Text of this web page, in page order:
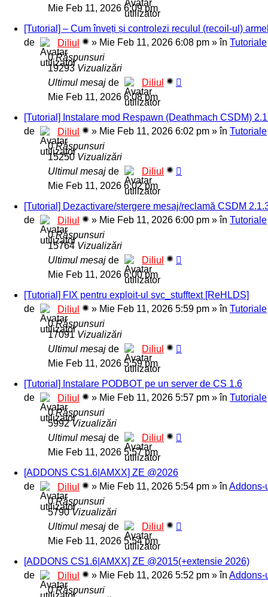
Mie Feb 11, 2026 6:09 pm
[Tutorial] – Cum înveți și controlezi reculul (recoil-ul)
de
Diliul » Mie Feb 11, 2026 6:08 pm » în Tutoriale
0Răspunsuri
19293 Vizualizări
Ultimul mesaj de
Diliul
Mie Feb 11, 2026 6:08 pm
[Tutorial] Instalare mod Respawn (Deathmach CSDM)
de
Diliul » Mie Feb 11, 2026 6:02 pm » în Tutoriale
0Răspunsuri
15250 Vizualizări
Ultimul mesaj de
Diliul
Mie Feb 11, 2026 6:02 pm
[Tutorial] Dezactivare/ștergere mesaj/reclamă CSDM
de
Diliul » Mie Feb 11, 2026 6:00 pm » în Tutoriale
0Răspunsuri
15764 Vizualizări
Ultimul mesaj de
Diliul
Mie Feb 11, 2026 6:00 pm
[Tutorial] FIX pentru exploit-ul svc_stufftext [ReHLDS]
de
Diliul » Mie Feb 11, 2026 5:59 pm » în Tutoriale
0Răspunsuri
17091 Vizualizări
Ultimul mesaj de
Diliul
Mie Feb 11, 2026 5:59 pm
[Tutorial] Instalare PODBOT pe un server de CS 1.6
de
Diliul » Mie Feb 11, 2026 5:57 pm » în Tutoriale
0Răspunsuri
5992Vizualizări
Ultimul mesaj de
Diliul
Mie Feb 11, 2026 5:57 pm
[ADDONS CS1.6|AMXX] ZE @2026
de
Diliul » Mie Feb 11, 2026 5:54 pm » în Addons-
0Răspunsuri
5790Vizualizări
Ultimul mesaj de
Diliul
Mie Feb 11, 2026 5:54 pm
[ADDONS CS1.6|AMXX] ZE @2015(+extensie 2026)
de
Diliul » Mie Feb 11, 2026 5:52 pm » în Addons-
0Răspunsuri